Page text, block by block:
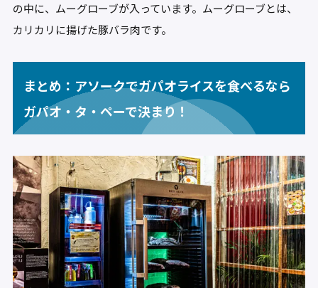
の中に、ムーグローブが入っています。ムーグローブとは、
カリカリに揚げた豚バラ肉です。
まとめ：アソークでガパオライスを食べるなら
ガパオ・タ・ペーで決まり！